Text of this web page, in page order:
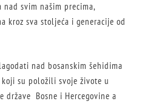
nad svim našim precima,
kroz sva stoljeća i generacije od
nad bosanskim šehidima
su položili svoje živote u
države Bosne i Hercegovine a